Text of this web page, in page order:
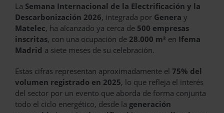
La Semana Internacional de la Electrificación y la
Descarbonización 2026, integrada por Genera y
Matelec, ha alcanzado ya cerca de 500 empresas
inscritas, con una ocupación de 28.000 m² en Ifema
Madrid a siete meses de su celebración.
Estas cifras representan aproximadamente el 75% del
volumen registrado en 2025, lo que refleja el interés
del sector por un evento que aborda de forma conjunta
todo el ciclo energético, desde la generación